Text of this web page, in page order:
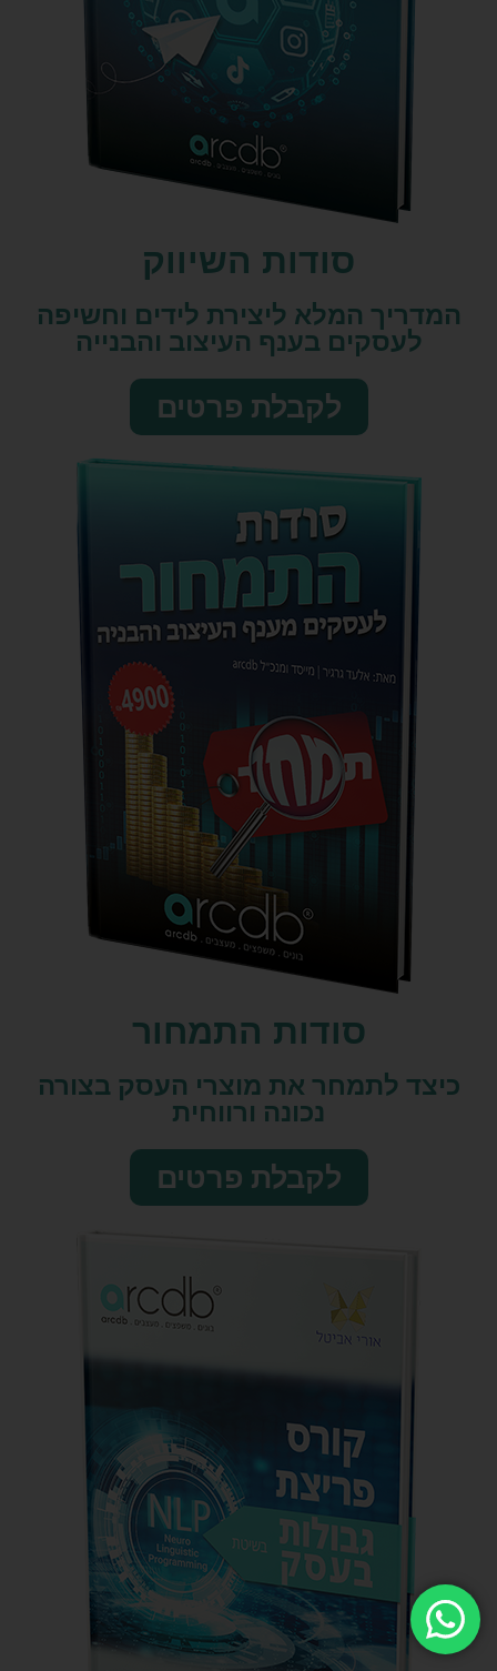
סודות השיווק​
המדריך המלא ליצירת לידים וחשיפה
לעסקים בענף העיצוב והבנייה
לקבלת פרטים
סודות התמחור
כיצד לתמחר את מוצרי העסק בצורה
נכונה ורווחית
לקבלת פרטים